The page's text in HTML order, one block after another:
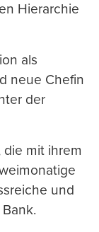
Hierarchie
als
neue Chefin
der
die mit ihrem
und